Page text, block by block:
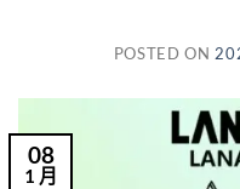
POSTED ON
08
1 月